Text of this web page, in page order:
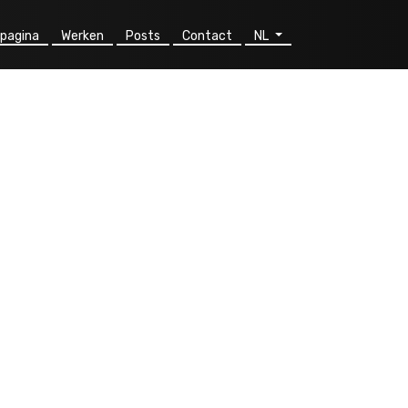
Werken Posts Contact NL